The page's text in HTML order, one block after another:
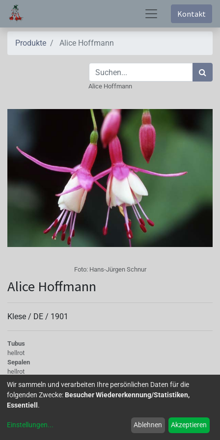
Kontakt
Produkte Alice Hoffmann
Alice Hoffmann
Foto: Hans-Jürgen Schnur
Alice Hoffmann
Klese / DE / 1901
Tubus
hellrot
Sepalen
hellrot
Korolle/Petalen
weiß mit leicht rosa Äderung
Staubgefäße
zartrosa
rot
Wir sammeln und verarbeiten Ihre persönlichen Daten für die
folgenden Zwecke: Besucher Wiedererkennung/Statistiken,
Essentiell .
Einstellungen... Ablehnen Akzeptieren